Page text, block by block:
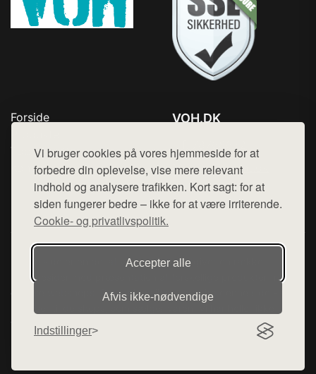
Vi bruger cookies på vores hjemmeside for at
forbedre din oplevelse, vise mere relevant
indhold og analysere trafikken. Kort sagt: for at
siden fungerer bedre – ikke for at være irriterende.
Cookie- og privatlivspolitik.
Accepter alle
Afvis ikke‑nødvendige
Indstillinger
Forside
Top Rabatter
Kontakt
VOH.DK
Mail: hej@want.dk
Cookie- og privatlivspolitik
Denne side er en del af want.dk, der udgiver en række
hjemmesider med præsentation af forskellige produkter fra
diverse webshops. Der sælges ikke varer fra denne side - vi
henviser til de shops, som sælger varen. Vi har heller ikke
varerne på lager.